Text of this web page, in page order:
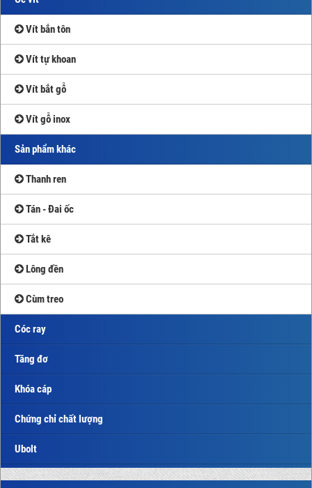
Vít bắn tôn
Vít tự khoan
Vít bắt gỗ
Vít gỗ inox
Sản phẩm khác
Thanh ren
Tán - Đai ốc
Tắt kê
Lông đền
Cùm treo
Cóc ray
Tăng đơ
Khóa cáp
Chứng chỉ chất lượng
Ubolt